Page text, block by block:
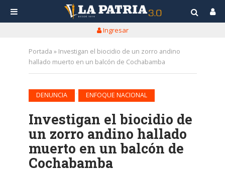
Ingresar
Portada » Investigan el biocidio de un zorro andino
hallado muerto en un balcón de Cochabamba
DENUNCIA ENFOQUE NACIONAL
Investigan el biocidio de
un zorro andino hallado
muerto en un balcón de
Cochabamba